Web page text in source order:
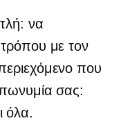
να
τρόπου με τον
που
σας:
όλα.